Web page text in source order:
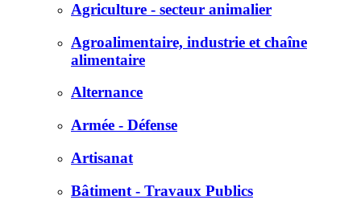
Agriculture - secteur animalier
Agroalimentaire, industrie et chaîne
alimentaire
Alternance
Armée - Défense
Artisanat
Bâtiment - Travaux Publics